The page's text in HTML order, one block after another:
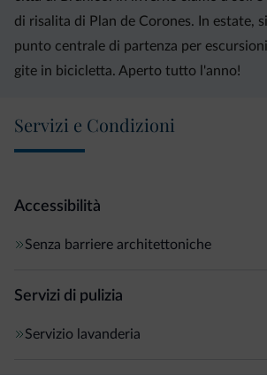
di risalita di Plan de Corones. In estate,
punto centrale di partenza per
gite in bicicletta. Aperto tutto l'anno!
Servizi e Condizioni
Accessibilità
Senza barriere architettoniche
Servizi di pulizia
Servizio lavanderia